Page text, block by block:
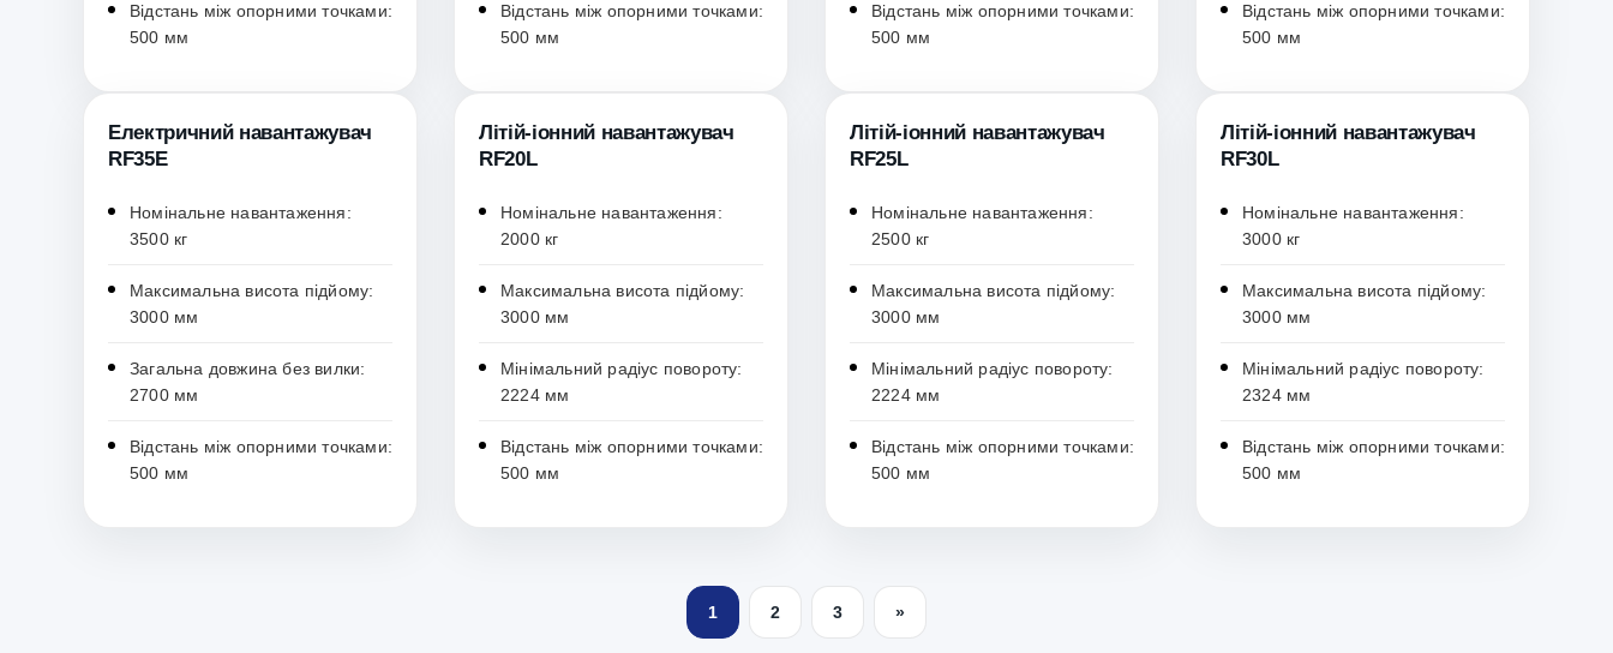
Відстань між опорними точками:
500 мм
Відстань між опорними точками:
500 мм
Відстань між опорними точками:
500 мм
Відстань між опорними точками:
500 мм
Електричний навантажувач
RF35E
Номінальне навантаження:
3500 кг
Максимальна висота підйому:
3000 мм
Загальна довжина без вилки:
2700 мм
Відстань між опорними точками:
500 мм
Літій-іонний навантажувач
RF20L
Номінальне навантаження:
2000 кг
Максимальна висота підйому:
3000 мм
Мінімальний радіус повороту:
2224 мм
Відстань між опорними точками:
500 мм
Літій-іонний навантажувач
RF25L
Номінальне навантаження:
2500 кг
Максимальна висота підйому:
3000 мм
Мінімальний радіус повороту:
2224 мм
Відстань між опорними точками:
500 мм
Літій-іонний навантажувач
RF30L
Номінальне навантаження:
3000 кг
Максимальна висота підйому:
3000 мм
Мінімальний радіус повороту:
2324 мм
Відстань між опорними точками:
500 мм
1 2 3 »